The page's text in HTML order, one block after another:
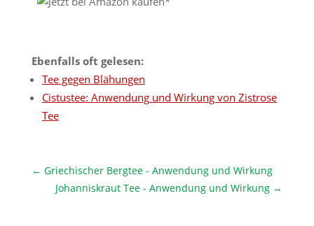
Ebenfalls oft gelesen:
Tee gegen Blähungen
Cistustee: Anwendung und Wirkung von Zistrose
Tee
← Griechischer Bergtee - Anwendung und Wirkung
Johanniskraut Tee - Anwendung und Wirkung →